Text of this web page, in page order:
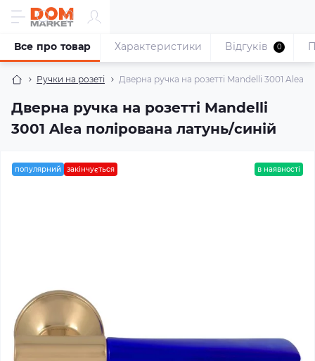
Ручки на розеті Дверна ручка на розетті Mandelli 3001 Alea
Дверна ручка на розетті Mandelli
3001 Alea полірована латунь/синій
Все про товар Характеристики Відгуків 0
популярний закінчується в наявності